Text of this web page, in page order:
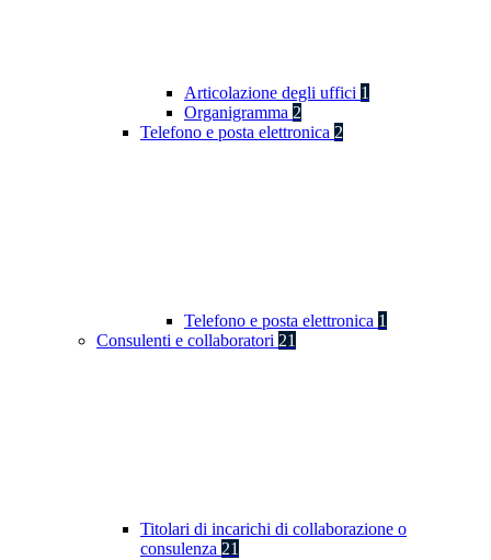
Articolazione degli uffici 1
Organigramma 2
Telefono e posta elettronica 2
Telefono e posta elettronica 1
Consulenti e collaboratori 21
Titolari di incarichi di collaborazione o
consulenza 21